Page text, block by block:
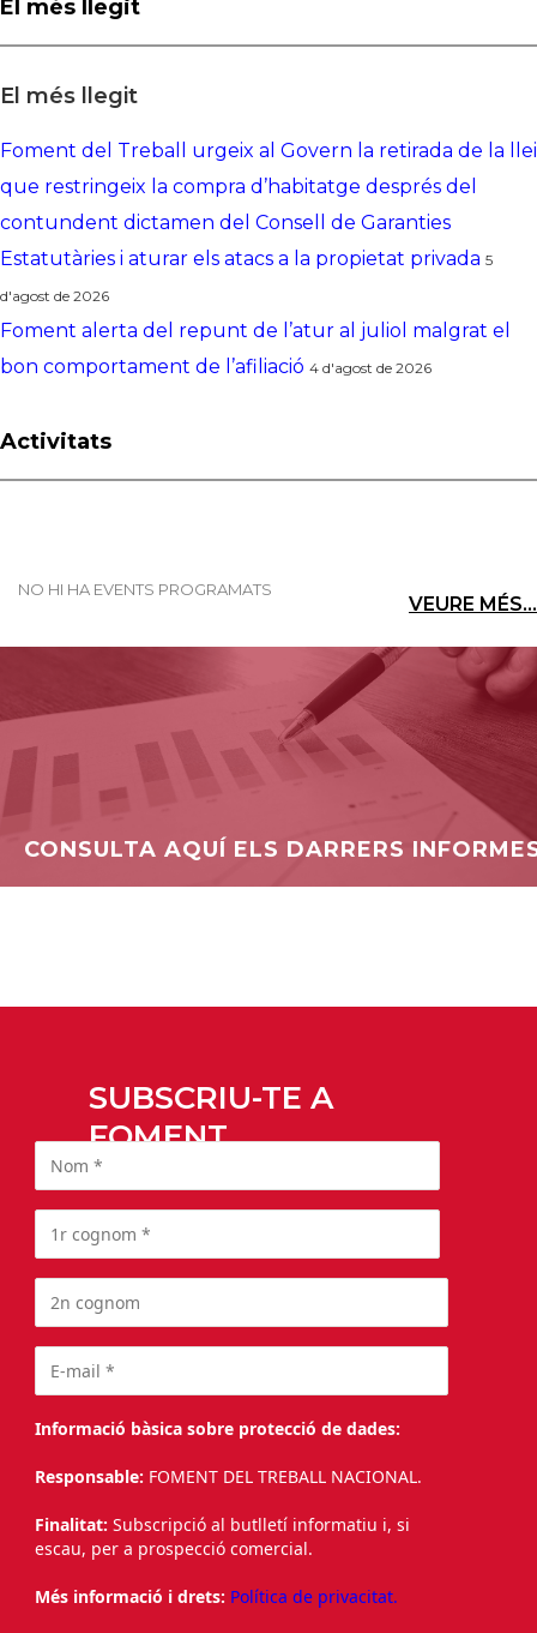
El més llegit
El més llegit
Foment del Treball urgeix al Govern la retirada de la llei
que restringeix la compra d’habitatge després del
contundent dictamen del Consell de Garanties
Estatutàries i aturar els atacs a la propietat privada 5
d'agost de 2026
Foment alerta del repunt de l’atur al juliol malgrat el
bon comportament de l’afiliació 4 d'agost de 2026
Activitats
NO HI HA EVENTS PROGRAMATS
VEURE MÉS...
CONSULTA AQUÍ ELS DARRERS
SUBSCRIU-TE A
FOMENT
Informació bàsica sobre protecció de dades:
Responsable: FOMENT DEL TREBALL NACIONAL.
Finalitat: Subscripció al butlletí informatiu i, si
escau, per a prospecció comercial.
Més informació i drets: Política de privacitat.